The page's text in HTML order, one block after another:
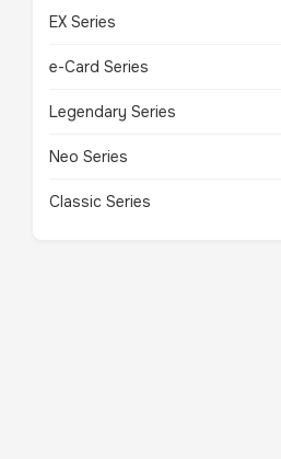
EX Series
e-Card Series
Legendary Series
Neo Series
Classic Series